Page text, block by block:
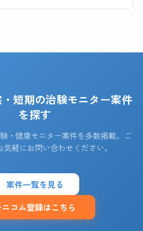
短期の治験モニター案件
を探す
・健康モニター案件を多数掲載。ご
軽にお問い合わせください。
案件一覧を見る
ニコム登録はこちら